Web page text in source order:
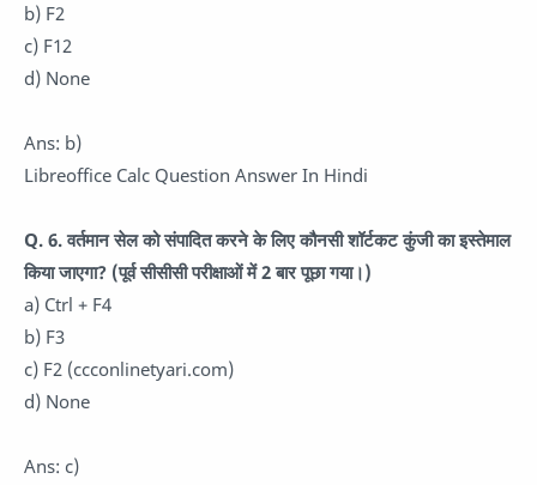
b) F2
c) F12
d) None
Ans: b)
Libreoffice Calc Question Answer In Hindi
Q. 6. वर्तमान सेल को संपादित करने के लिए कौनसी शॉर्टकट कुंजी का इस्तेमाल
किया जाएगा? (पूर्व सीसीसी परीक्षाओं में 2 बार पूछा गया।)
a) Ctrl + F4
b) F3
c) F2 (ccconlinetyari.com)
d) None
Ans: c)